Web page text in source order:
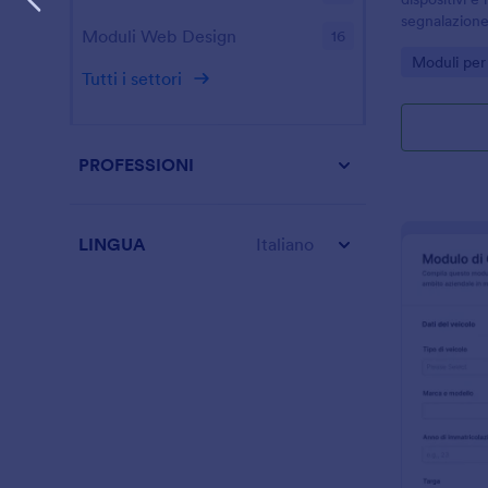
multisede
Go to
Moduli
Moduli Web Design 16
Tutti i settori
PROFESSIONI
LINGUA Italiano